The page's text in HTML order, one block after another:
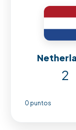
2
0 puntos